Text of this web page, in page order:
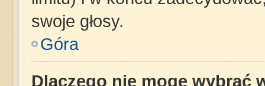
swoje głosy.
Góra
Dlaczego nie mogę wybrać